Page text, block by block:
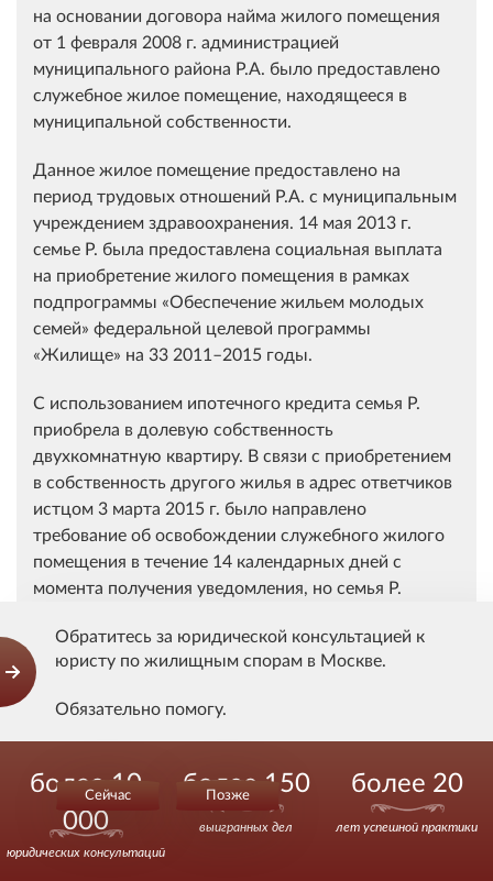
на основании договора найма жилого помещения
от 1 февраля 2008 г. администрацией
муниципального района Р.А. было предоставлено
служебное жилое помещение, находящееся в
муниципальной собственности.
Данное жилое помещение предоставлено на
период трудовых отношений Р.А. с муниципальным
учреждением здравоохранения. 14 мая 2013 г.
семье Р. была предоставлена социальная выплата
на приобретение жилого помещения в рамках
подпрограммы «Обеспечение жильем молодых
семей» федеральной целевой программы
«Жилище» на 33 2011–2015 годы.
С использованием ипотечного кредита семья Р.
приобрела в долевую собственность
двухкомнатную квартиру. В связи с приобретением
в собственность другого жилья в адрес ответчиков
истцом 3 марта 2015 г. было направлено
требование об освобождении служебного жилого
помещения в течение 14 календарных дней с
момента получения уведомления, но семья Р.
жилое помещение и продолжает в нем проживать
до настоящего времени. По мнению истца,
поскольку спорное жилое помещение включено в
число служебных, а ответчики приобрели в
собственность другое жилое помещение, то
законных оснований для сохранения за ними права
пользования служебным жилым помещением не
имеется и они подлежат выселению из него.
Обратитесь за юридической консультацией к
юристу по жилищным спорам в Москве.
Обязательно помогу.
Сейчас Позже
более 10
000
юридических консультаций
более 150
выигранных дел
более 20
лет успешной практики